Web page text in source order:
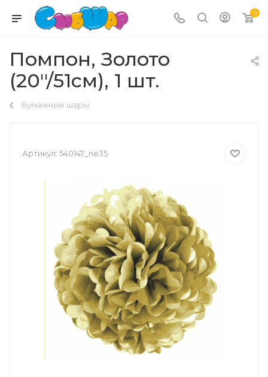
0
Помпон, Золото
(20''/51см), 1 шт.
Бумажные шары
Артикул: 540147_ne35